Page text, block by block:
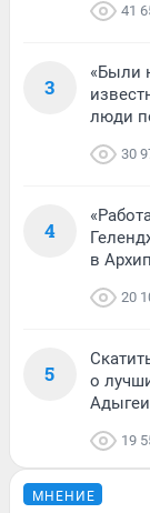
41
3
«Были
люди
30
4
в
20
5
о
Адыгеи
19
МНЕНИЕ